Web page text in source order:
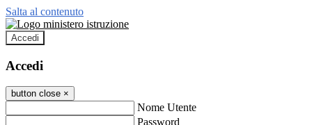
Salta al contenuto
Accedi
Accedi
button close ×
Nome Utente
Password